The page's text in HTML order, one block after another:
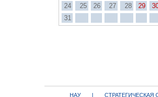
24
25 26 27 28 29
31
НАУ | СТРАТЕГИЧЕСКАЯ